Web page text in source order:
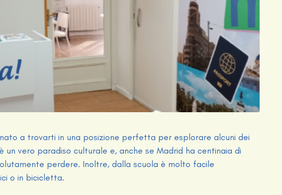
a trovarti in una posizione perfetta per esplorare alcuni dei
un vero paradiso culturale e, anche se Madrid ha centinaia di
perdere. Inoltre, dalla scuola è molto facile
o in bicicletta.